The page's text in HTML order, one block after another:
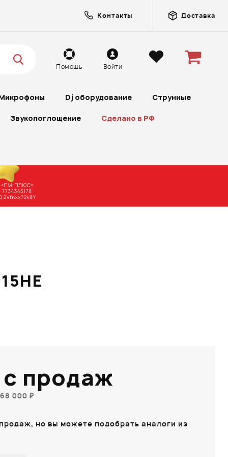
Контакты Доставка
Помощь Войти
Dj оборудование Струнные
Звукопоглощение Сделано в РФ
продаж
000 ₽
но вы можете подобрать аналоги из